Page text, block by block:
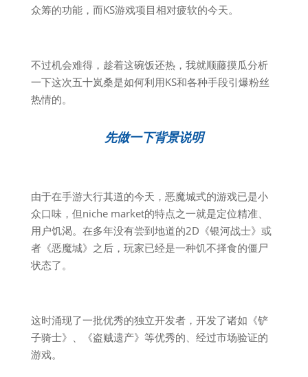
众筹的功能，而KS游戏项目相对疲软的今天。
不过机会难得，趁着这碗饭还热，我就顺藤摸瓜分析
一下这次五十岚桑是如何利用KS和各种手段引爆粉丝
热情的。
先做一下背景说明
由于在手游大行其道的今天，恶魔城式的游戏已是小
众口味，但niche market的特点之一就是定位精准、
用户饥渴。在多年没有尝到地道的2D《银河战士》或
者《恶魔城》之后，玩家已经是一种饥不择食的僵尸
状态了。
这时涌现了一批优秀的独立开发者，开发了诸如《铲
子骑士》、《盗贼遗产》等优秀的、经过市场验证的
游戏。